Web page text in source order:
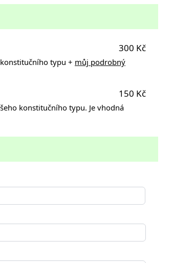
300 Kč
typu + můj podrobný
150 Kč
konstitučního typu. Je vhodná